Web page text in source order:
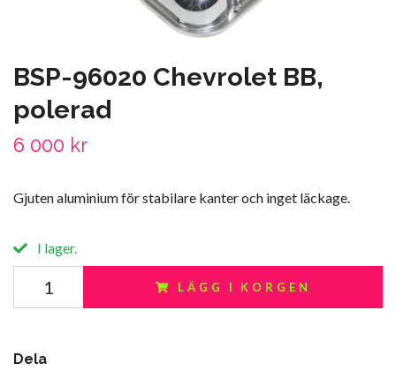
BSP-96020 Chevrolet BB,
polerad
6 000 kr
Gjuten aluminium för stabilare kanter och inget läckage.
I lager.
LÄGG I KORGEN
Dela